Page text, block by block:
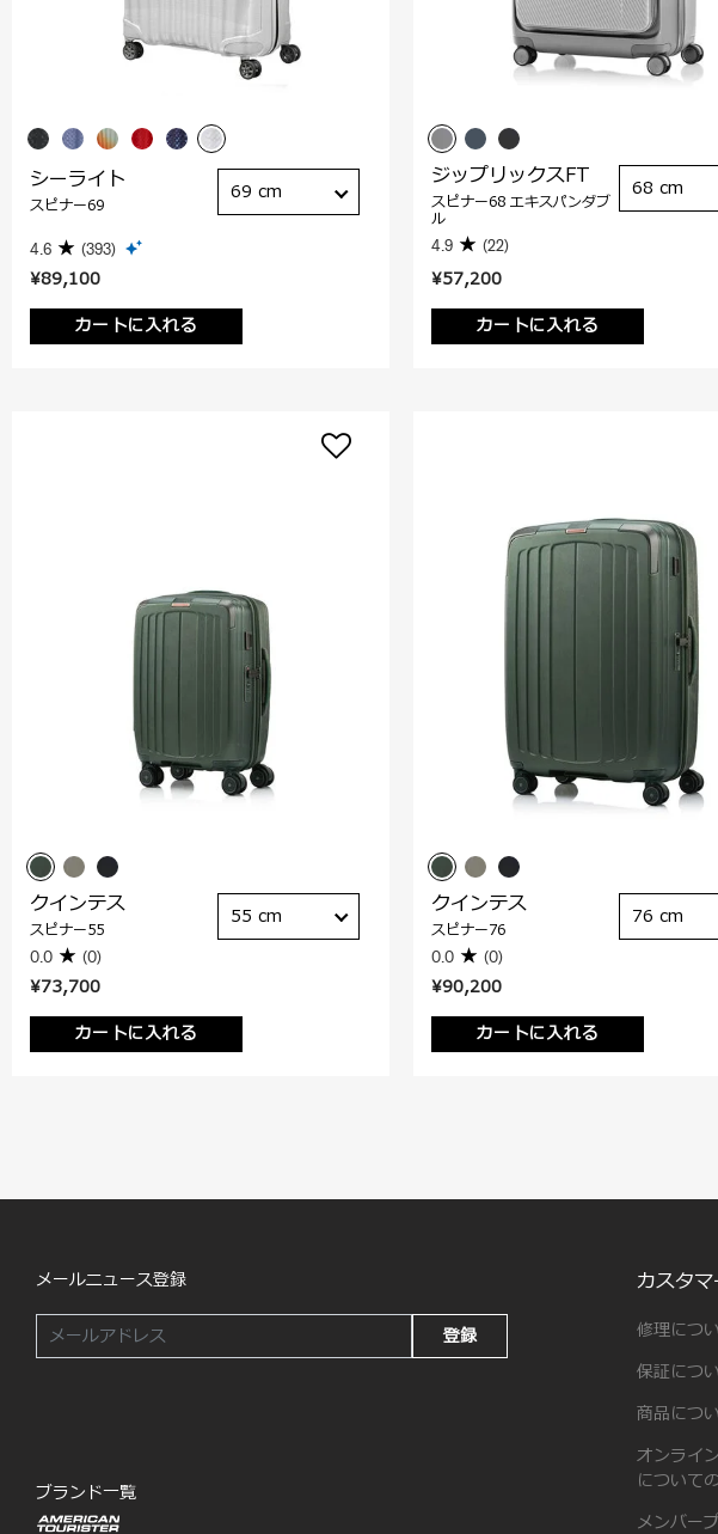
¥89,100
カートに入れる
シーライト
スピナー69
4.6 (393)
69 cm
¥57,200
カートに入れる
ジップリックスFT
スピナー68 エキスパンダブ
ル
4.9 (22)
68 cm
¥73,700
カートに入れる
クインテス
スピナー55
0.0 (0)
55 cm
¥90,200
カートに入れる
クインテス
スピナー76
0.0 (0)
76 cm
メールニュース登録
登録
ブランド一覧
カスタ
修理につ
保証につ
商品につ
オンライ
について
メンバー